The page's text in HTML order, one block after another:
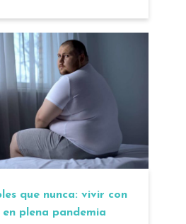
que nunca: vivir con
plena pandemia